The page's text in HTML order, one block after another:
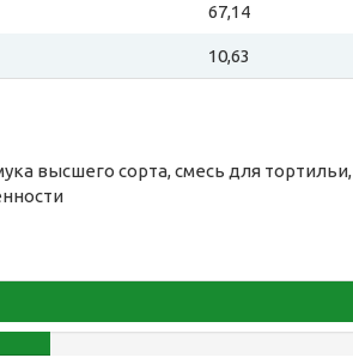
67,14
10,63
высшего сорта, смесь для тортильи,